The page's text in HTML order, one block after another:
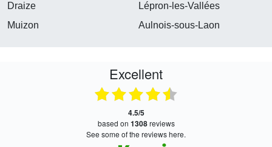
Draize
Lépron-les-Vallées
Muizon
Aulnois-sous-Laon
Excellent
4.5/5
based on 1308reviews
see some of the reviews here.